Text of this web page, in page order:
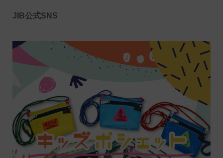
JIB公式SNS